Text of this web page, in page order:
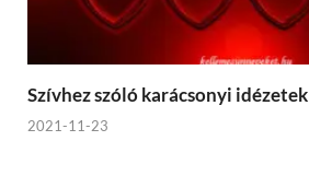
Szívhez szóló karácsonyi idézetek
2021-11-23